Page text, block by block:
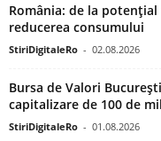
România: de la
reducerea consumului
StiriDigitaleRo - 02.08.2026
Bursa de Valori
capitalizare de 100 de
StiriDigitaleRo - 01.08.2026